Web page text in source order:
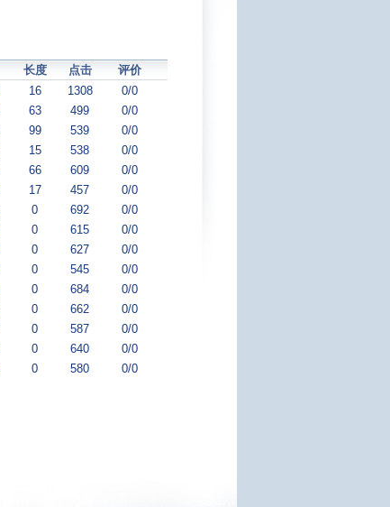
长度 点击 评价
16 1308 0/0
63 499 0/0
99 539 0/0
15 538 0/0
66 609 0/0
17 457 0/0
0 692 0/0
0 615 0/0
0 627 0/0
0 545 0/0
0 684 0/0
0 662 0/0
0 587 0/0
0 640 0/0
0 580 0/0